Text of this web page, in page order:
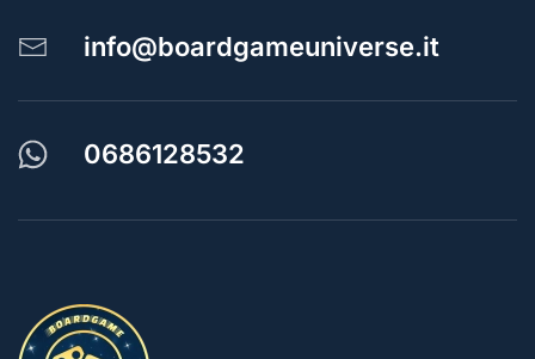
info@boardgameuniverse.it
0686128532